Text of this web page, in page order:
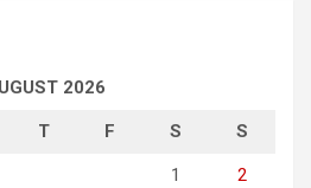
2026
T F S S
1 2